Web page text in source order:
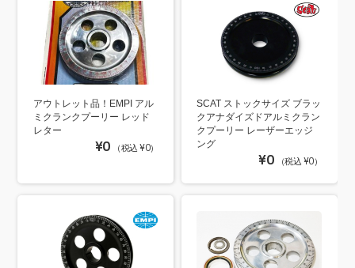
アウトレット品！EMPI アル
ミクランクプーリー レッド
レター
¥0 （税込 ¥0）
SCAT ストックサイズ ブラッ
クアナダイズドアルミクラン
クプーリー レーザーエッジ
ング
¥0 （税込 ¥0）